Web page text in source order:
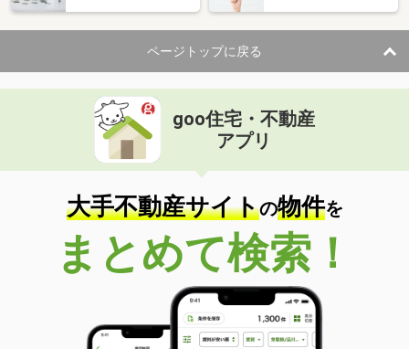
ページトップに戻る
goo住宅・不動産
アプリ
大手不動産サイトの物件を
まとめて検索！